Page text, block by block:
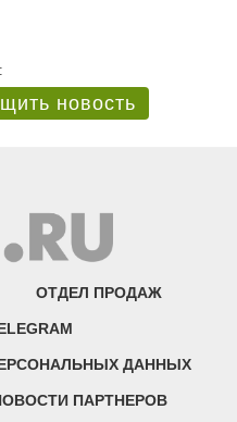
новость
ОТДЕЛ ПРОДАЖ
ДАННЫХ
ПАРТНЕРОВ